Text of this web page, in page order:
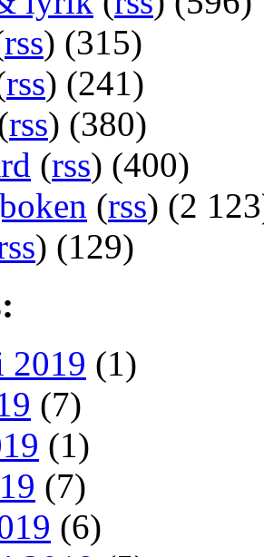
rss) (315)
rss) (241)
rss) (380)
(rss) (400)
(rss) (2
) (129)
2019 (1)
(7)
(1)
(7)
(6)